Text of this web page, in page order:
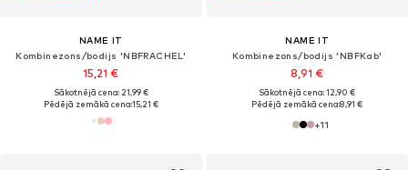
NAME IT
Kombinezons/bodijs 'NBFRACHEL'
15,21 €
Sākotnējā cena: 21,99 €
Pēdējā zemākā cena:15,21 €
NAME IT
Kombinezons/bodijs 'NBFKab'
8,91 €
Sākotnējā cena: 12,90 €
Pēdējā zemākā cena:8,91 €
+11